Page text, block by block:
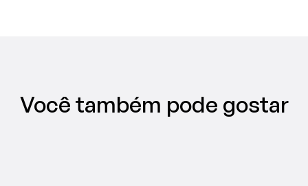
Você também pode gostar